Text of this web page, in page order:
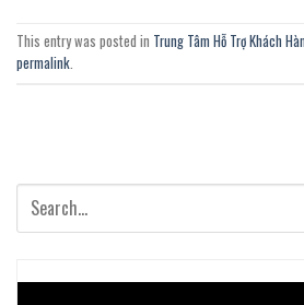
This entry was posted in Trung Tâm Hỗ Trợ Khách
permalink.